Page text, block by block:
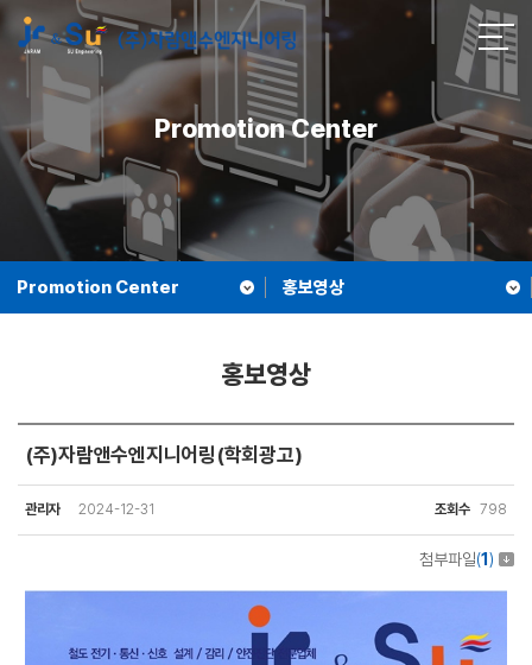
Promotion Center
Promotion Center 홍보영상
홍보영상
(주)자람앤수엔지니어링(학회광고)
관리자 2024-12-31 조회수 798
첨부파일(1 )